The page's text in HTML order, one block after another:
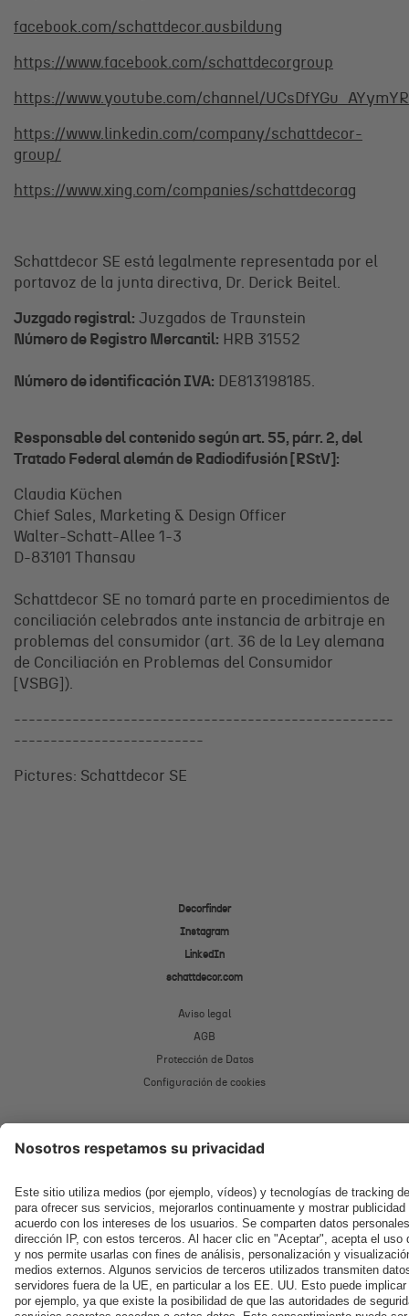
facebook.com/schattdecor.ausbildung
https://www.facebook.com/schattdecorgroup
https://www.youtube.com/channel/
https://www.linkedin.com/company/schattdecor-
group/
https://www.xing.com/companies/schattdecorag
Schattdecor SE está legalmente representada por el
portavoz de la junta directiva, Dr. Derick Beitel.
Juzgado registral: Juzgados de Traunstein
Número de Registro Mercantil: HRB 31552
Número de identificación IVA: DE813198185.
Responsable del contenido según art. 55, párr. 2, del
Tratado Federal alemán de Radiodifusión [RStV]:
Claudia Küchen
Chief Sales, Marketing & Design Officer
Walter-Schatt-Allee 1-3
D-83101 Thansau
Schattdecor SE no tomará parte en procedimientos de
conciliación celebrados ante instancia de arbitraje en
problemas del consumidor (art. 36 de la Ley alemana
de Conciliación en Problemas del Consumidor
[VSBG]).
----------------------------------------------------
--------------------------
Pictures: Schattdecor SE
Decorfinder
Instagram
LinkedIn
schattdecor.com
Aviso legal
AGB
Protección de Datos
Configuración de cookies